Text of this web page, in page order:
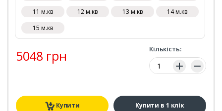
11 м.кв
12 м.кв 13 м.кв
14 м.кв
15 м.кв
5048 грн Кількість:
Кількість:
Купити Купити в 1 клік